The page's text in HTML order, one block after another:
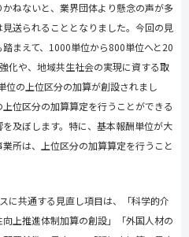
ねないと、業界団体より懸念の声が多
送られることとなりました。今回の見
まえて、 1000単位から800単位へと20
化や、地域共生社会の実現に資する取
位の上位区分の加算が創設されまし
位区分の加算算定を行うことができる
及ぼします。特に、基本報酬単位が大
所は、上位区分の加算算定を行うこと
に共通する見直し項目は、「科学的介
上推進体制加算の創設」「外国人材の